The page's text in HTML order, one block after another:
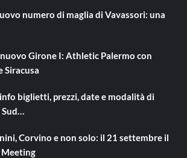
numero di maglia di Vavassori: una
Girone I: Athletic Palermo con
Siracusa
biglietti, prezzi, date e modalità di
Sud…
Corvino e non solo: il 21 settembre il
Meeting